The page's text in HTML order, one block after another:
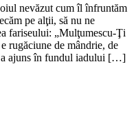
nevăzut cum îl înfruntăm
pe alţii, să nu ne
fariseului: „Mulţumescu-Ţi
rugăciune de mândrie, de
a ajuns în fundul iadului […]